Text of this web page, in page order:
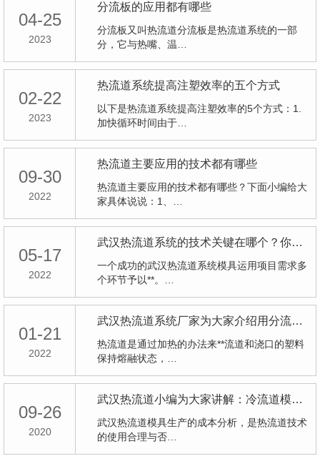
04-25
2023
分流板的应用都有哪些
分流板又叫热流道分流板是热流道系统的一部
分，它与热嘴、温…
02-22
2023
热流道系统提高注塑效率的五个方式
以下是热流道系统提高注塑效率的5个方式：1.
加快循环时间由于…
09-30
2022
热流道主要应用的技术都有哪些
热流道主要应用的技术都有哪些？下面小编给大
家具体说说：1、…
05-17
2022
武汉热流道系统的技术关键在哪个？你知道吗
一个成功的武汉热流道系统模具运用项目需求多
个环节予以**。…
01-21
2022
武汉热流道系统厂家为大家介绍用分流板制作方法
热流道是通过加热的办法来**流道和浇口的塑料
保持熔融状态，…
09-26
2020
武汉热流道小编为大家讲解：冷流道模具与热流道模具的成本分析比较！
武汉热流道模具生产的成本分析，是热流道技术
的使用合理与否…